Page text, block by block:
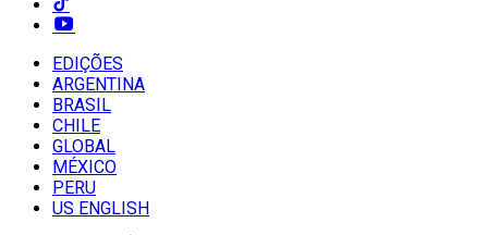
EDIÇÕES
ARGENTINA
BRASIL
CHILE
GLOBAL
MÉXICO
PERU
US ENGLISH